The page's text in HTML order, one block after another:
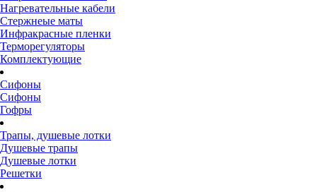
Нагревательные кабели
Стержнеые маты
Инфракрасные пленки
Терморегуляторы
Комплектующие
Сифоны
Сифоны
Гофры
Трапы, душевые лотки
Душевые трапы
Душевые лотки
Решетки